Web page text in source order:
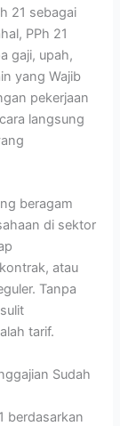
21 sebagai
PPh 21
gaji, upah,
yang Wajib
pekerjaan
langsung
beragam
di sektor
atau
Tanpa
tarif.
Sudah
berdasarkan